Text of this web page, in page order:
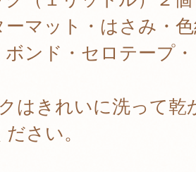
ーマット・はさみ・
ンド・セロテープ
はきれいに洗って乾
さい。